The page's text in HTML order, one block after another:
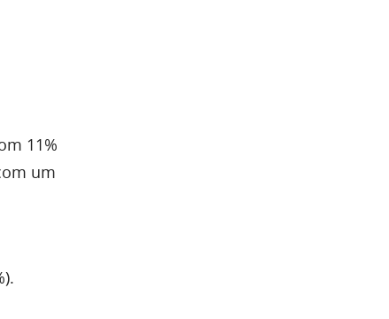
11%
um